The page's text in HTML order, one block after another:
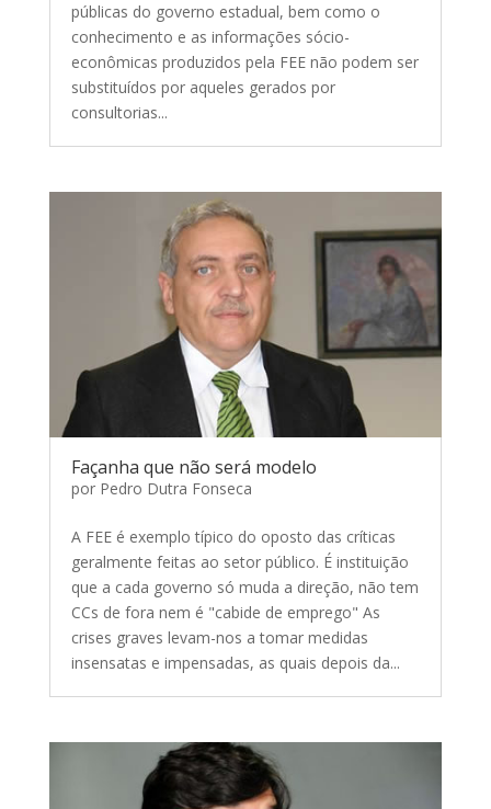
públicas do governo estadual, bem como o
conhecimento e as informações sócio-
econômicas produzidos pela FEE não podem ser
substituídos por aqueles gerados por
consultorias...
Façanha que não será modelo
por Pedro Dutra Fonseca
A FEE é exemplo típico do oposto das críticas
geralmente feitas ao setor público. É instituição
que a cada governo só muda a direção, não tem
CCs de fora nem é "cabide de emprego" As
crises graves levam-nos a tomar medidas
insensatas e impensadas, as quais depois da...